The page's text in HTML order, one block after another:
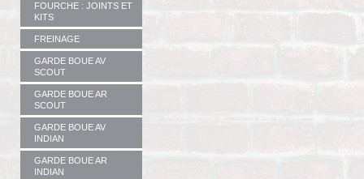
FOURCHE : JOINTS ET
KITS
FREINAGE
GARDE BOUE AV
SCOUT
GARDE BOUE AR
SCOUT
GARDE BOUE AV
INDIAN
GARDE BOUE AR
INDIAN